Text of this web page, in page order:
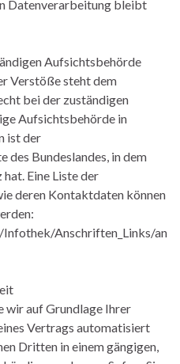
Datenverarbeitung bleibt
Aufsichtsbehörde
Verstöße steht dem
bei der zuständigen
Aufsichtsbehörde in
ist der
des Bundeslandes, in dem
hat. Eine Liste der
deren Kontaktdaten können
Anschriften_Links/an
wir auf Grundlage Ihrer
Vertrags automatisiert
Dritten in einem gängigen,